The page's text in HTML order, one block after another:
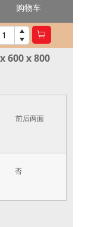
购物车
600 x 800
前后两面
否